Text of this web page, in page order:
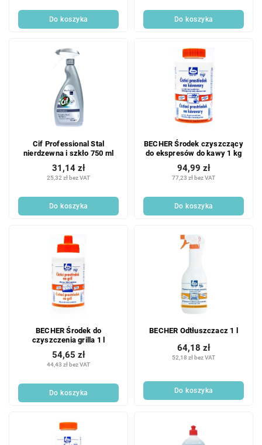
Do koszyka Do koszyka
Cif Professional Stal
nierdzewna i szkło 750 ml
25,32 zł bez VAT
31,14 zł
Do koszyka
BECHER Środek czyszczący
do ekspresów do kawy 1 kg
77,23 zł bez VAT
94,99 zł
Do koszyka
BECHER Środek do
czyszczenia grilla 1 l
44,43 zł bez VAT
54,65 zł
Do koszyka
BECHER Odtłuszczacz 1 l
52,18 zł bez VAT
64,18 zł
Do koszyka